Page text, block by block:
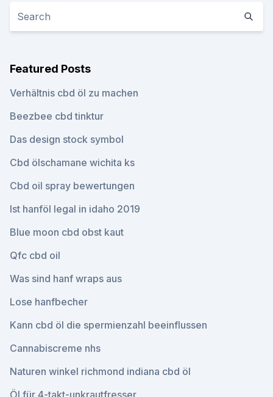
Featured Posts
Verhältnis cbd öl zu machen
Beezbee cbd tinktur
Das design stock symbol
Cbd ölschamane wichita ks
Cbd oil spray bewertungen
Ist hanföl legal in idaho 2019
Blue moon cbd obst kaut
Qfc cbd oil
Was sind hanf wraps aus
Lose hanfbecher
Kann cbd öl die spermienzahl beeinflussen
Cannabiscreme nhs
Naturen winkel richmond indiana cbd öl
Öl für 4-takt-unkrautfresser